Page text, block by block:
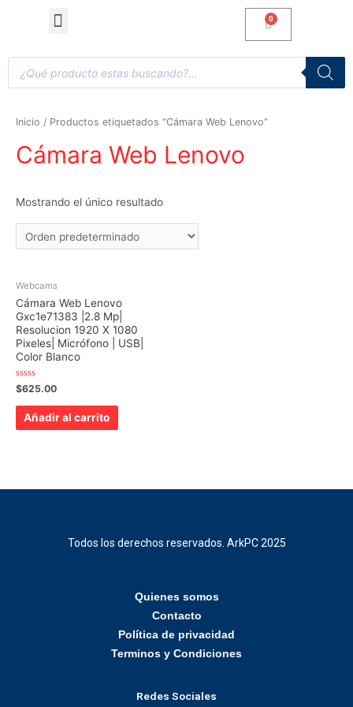
Inicio / Productos etiquetados “Cámara Web Lenovo”
Cámara Web Lenovo
Mostrando el único resultado
Webcams
Cámara Web Lenovo
Gxc1e71383 |2.8 Mp|
Resolucion 1920 X 1080
Pixeles| Micrófono | USB|
Color Blanco
Valorado
con
0
$625.00
Añadir al carrito
Todos los derechos reservados. ArkPC 2025
Quienes somos
Contacto
Política de privacidad
Terminos y Condiciones
Redes Sociales